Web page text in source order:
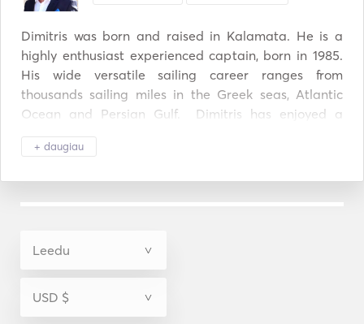
Dimitris was born and raised in Kalamata. He is a
highly enthusiast experienced captain, born in 1985.
His wide versatile sailing career ranges from
thousands sailing miles in the Greek seas, Atlantic
Ocean and Persian Gulf.  Dimitris has enjoyed a
dinghy class in Kalamata. Athlete of Yacht club of
confidence, kindness, punctuality and on top of
everything, "safety first" alertness.
His participation in various significant sailing
championships worldwide with the landmark of
+ daugiau